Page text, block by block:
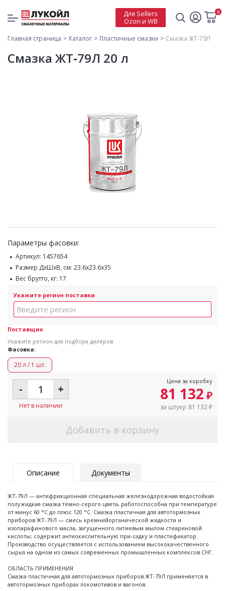
Для Sellers
Ozon и WB
0
Главная страница Каталог Пластичные смазки Смазка ЖТ-79Л
Смазка ЖТ‑79Л 20 л
Параметры фасовки:
Артикул: 1457654
Размер ДхШхВ, см: 23.6x23.6x35
Вес брутто, кг: 17
Укажите регион поставки
Поставщик
Укажите регион для подбора дилеров
Фасовка:
20 л / 1 шт.
- +
Нет в наличии
Цена за коробку
81 132 ₽
за штуку: 81 132₽
Добавить в корзину
Описание Документы
ЖТ-79Л — антифрикционная специальная железнодорожная водостойкая
полужидкая смазка темно-серого цвета, работоспособна при температуре
от минус 60 °С до плюс 120 °С. Смазка пластичная для автотормозных
приборов ЖТ-79Л — смесь кремнийорганической жидкости и
изопарафинового масла, загущенного литиевым мылом стеариновой
кислоты; содержит антиокислительную при-садку и пластификатор.
Производство осуществляется с использованием высококачественного
сырья на одном из самых современных промышленных комплексов СНГ.
ОБЛАСТЬ ПРИМЕНЕНИЯ
Смазка пластичная для автотормозных приборов ЖТ-79Л применяется в
автотормозных приборах локомотивов и вагонов.